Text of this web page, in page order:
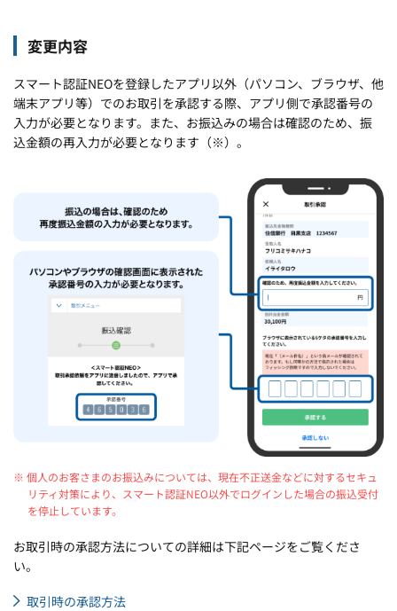
変更内容
スマート認証NEOを登録したアプリ以外（パソコン、ブラウザ、他
端末アプリ等）でのお取引を承認する際、アプリ側で承認番号の
入力が必要となります。また、お振込みの場合は確認のため、振
込金額の再入力が必要となります（※）。
※ 個人のお客さまのお振込みについては、現在不正送金などに対するセキュ
リティ対策により、スマート認証NEO以外でログインした場合の振込受付
を停止しています。
お取引時の承認方法についての詳細は下記ページをご覧くださ
い。
取引時の承認方法